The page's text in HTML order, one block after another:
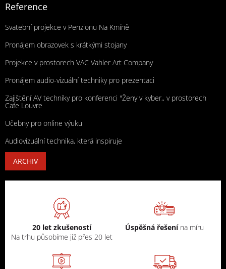
Reference
Svatební projekce v Penzionu Na Kmíně
Pronájem obrazovek s krátkými stojany
Projekce v prostorech VAC Vahler Art Company
Pronájem audio-vizuální techniky pro prezentaci
Zajištění AV techniky pro konferenci "Ženy v kyber,, v prostorech
Cafe Louvre
Učebny pro online výuku
Audiovizuální technika, která inspiruje
ARCHIV
20 let zkušeností
Na trhu působíme již přes 20 let
Úspěšná řešení na míru